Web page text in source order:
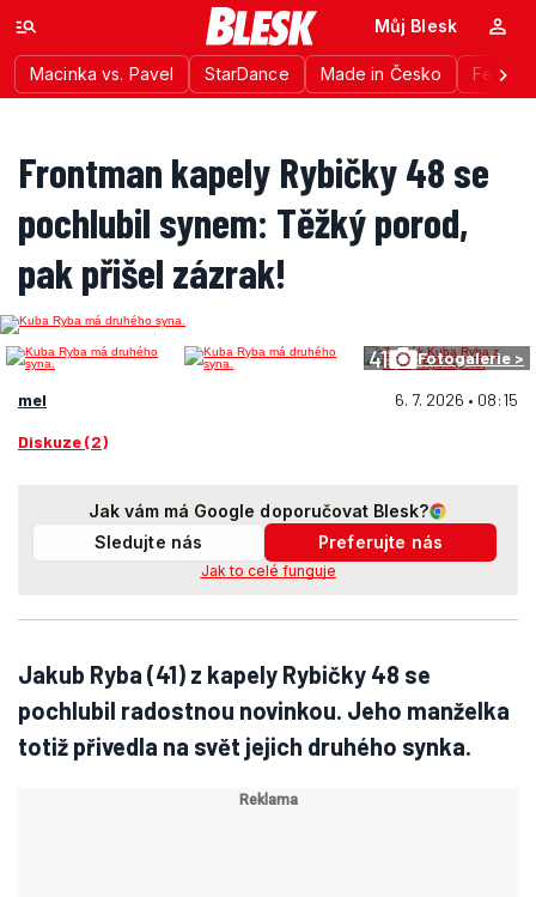
Macinka vs. Pavel StarDance Made in Česko
Můj Blesk
Frontman kapely Rybičky 48 se
pochlubil synem: Těžký porod,
pak přišel zázrak!
41 Fotogalerie >
mel 6. 7. 2026 • 08:15
Diskuze (2)
Jak vám má Google doporučovat Blesk?
Sledujte nás
Preferujte nás
Jak to celé funguje
Jakub Ryba (41) z kapely Rybičky 48 se
pochlubil radostnou novinkou. Jeho manželka
totiž přivedla na svět jejich druhého synka.